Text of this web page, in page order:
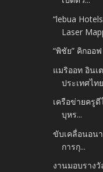
“lebua
Laser
“พิชัย” คิกออ
แมริออท อินเ
ประเทศไท
เครือข่ายครู
บุหร...
ขับเคลื่อนอน
การกุ...
งานมอบราง